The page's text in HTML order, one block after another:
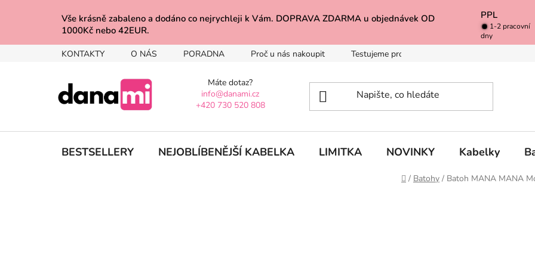
Vše krásně zabaleno a dodáno co nejrychleji k Vám. DOPRAVA ZDARMA u objednávek OD
1000Kč nebo 42EUR.
PPL
1-2 pracovní
dny
KONTAKTY O NÁS PORADNA Proč u nás nakoupit Testujeme pro Vás
Máte dotaz?
info@danami.cz
+420 730 520 808
BESTSELLERY NEJOBLÍBENĚJŠÍ KABELKA LIMITKA NOVINKY Kabelky
Domů
/ Batohy / Batoh MANA MANA